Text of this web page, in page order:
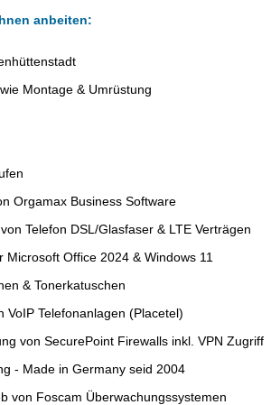
anbeiten:
Montage & Umrüstung
Orgamax Business Software
Telefon DSL/Glasfaser & LTE Verträgen
Office 2024 & Windows 11
& Tonerkatuschen
VoIP Telefonanlagen (Placetel)
von SecurePoint Firewalls inkl. VPN Zugriff
- Made in Germany seid 2004
von Foscam Überwachungssystemen